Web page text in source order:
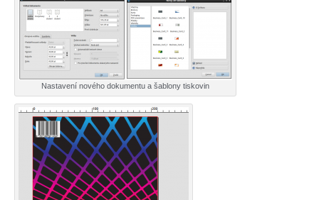
Nastavení nového dokumentu a šablony tiskovin